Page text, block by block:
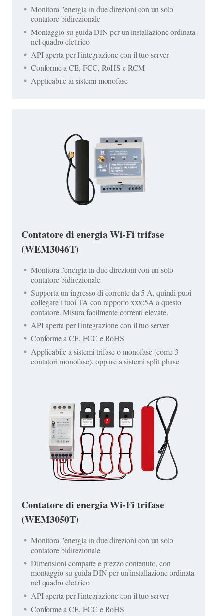
Monitora l'energia in due direzioni con un solo
contatore bidirezionale
Montaggio su guida DIN per un'installazione ordinata
nel quadro elettrico
API aperta per l'integrazione con il tuo server
Conforme a CE, FCC, RoHS e RCM
Applicabile ai sistemi monofase
Contatore di energia Wi-Fi trifase
(WEM3046T)
Monitora l'energia in due direzioni con un solo
contatore bidirezionale
Supporta un ingresso di corrente da 5 A, quindi puoi
collegare i tuoi TA con rapporto xxx:5A a questo
contatore. Misura facilmente correnti elevate.
API aperta per l'integrazione con il tuo server
Conforme a CE, FCC e RoHS
Applicabile a sistemi trifase o monofase (come 3
contatori monofase), oppure a sistemi split-phase
Contatore di energia Wi-Fi trifase
(WEM3050T)
Monitora l'energia in due direzioni con un solo
contatore bidirezionale
Dimensioni compatte e prezzo contenuto, con
montaggio su guida DIN per un'installazione ordinata
nel quadro elettrico
API aperta per l'integrazione con il tuo server
Conforme a CE, FCC e RoHS